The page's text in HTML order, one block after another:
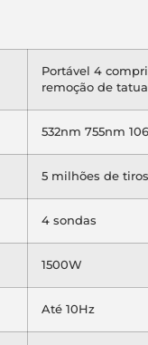
Portável 4
remoção de
532nm 755nm
5 milhões de tiros
4 sondas
1500W
Até 10Hz